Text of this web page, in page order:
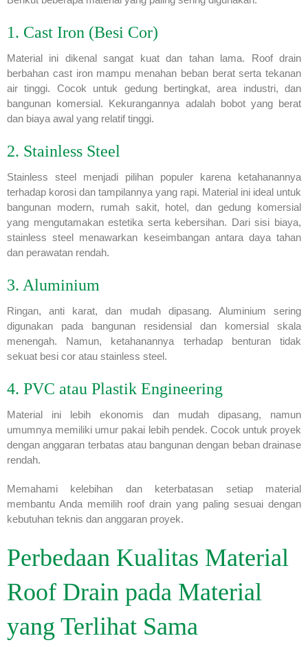
1. Cast Iron (Besi Cor)
Material ini dikenal sangat kuat dan tahan lama. Roof drain
berbahan cast iron mampu menahan beban berat serta tekanan
air tinggi. Cocok untuk gedung bertingkat, area industri, dan
bangunan komersial. Kekurangannya adalah bobot yang berat
dan biaya awal yang relatif tinggi.
2. Stainless Steel
Stainless steel menjadi pilihan populer karena ketahanannya
terhadap korosi dan tampilannya yang rapi. Material ini ideal untuk
bangunan modern, rumah sakit, hotel, dan gedung komersial
yang mengutamakan estetika serta kebersihan. Dari sisi biaya,
stainless steel menawarkan keseimbangan antara daya tahan
dan perawatan rendah.
3. Aluminium
Ringan, anti karat, dan mudah dipasang. Aluminium sering
digunakan pada bangunan residensial dan komersial skala
menengah. Namun, ketahanannya terhadap benturan tidak
sekuat besi cor atau stainless steel.
4. PVC atau Plastik Engineering
Material ini lebih ekonomis dan mudah dipasang, namun
umumnya memiliki umur pakai lebih pendek. Cocok untuk proyek
dengan anggaran terbatas atau bangunan dengan beban drainase
rendah.
Memahami kelebihan dan keterbatasan setiap material
membantu Anda memilih roof drain yang paling sesuai dengan
kebutuhan teknis dan anggaran proyek.
Perbedaan Kualitas Material
Roof Drain pada Material
yang Terlihat Sama